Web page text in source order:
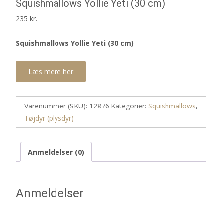
Squishmallows Yollie Yeti (30 cm)
235 kr.
Squishmallows Yollie Yeti (30 cm)
Læs mere her
Varenummer (SKU): 12876 Kategorier: Squishmallows,
Tøjdyr (plysdyr)
Anmeldelser (0)
Anmeldelser